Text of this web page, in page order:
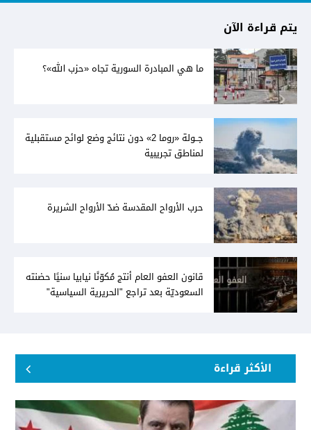
يتم قراءة الآن
ما هي المبادرة السورية تجاه «حزب الله»؟
جــولة «روما 2» دون نتائج وضع لوائح مستقبلية
لمناطق تجريبية
حرب الأرواح المقدسة ضدّ الأرواح الشريرة
قانون العفو العام أنتج مُكوّنًا نيابيا سنيًا حضنته
السعوديّة بعد تراجع "الحريرية السياسية"
الأكثر قراءة